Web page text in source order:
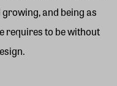
and being as
requires to be without